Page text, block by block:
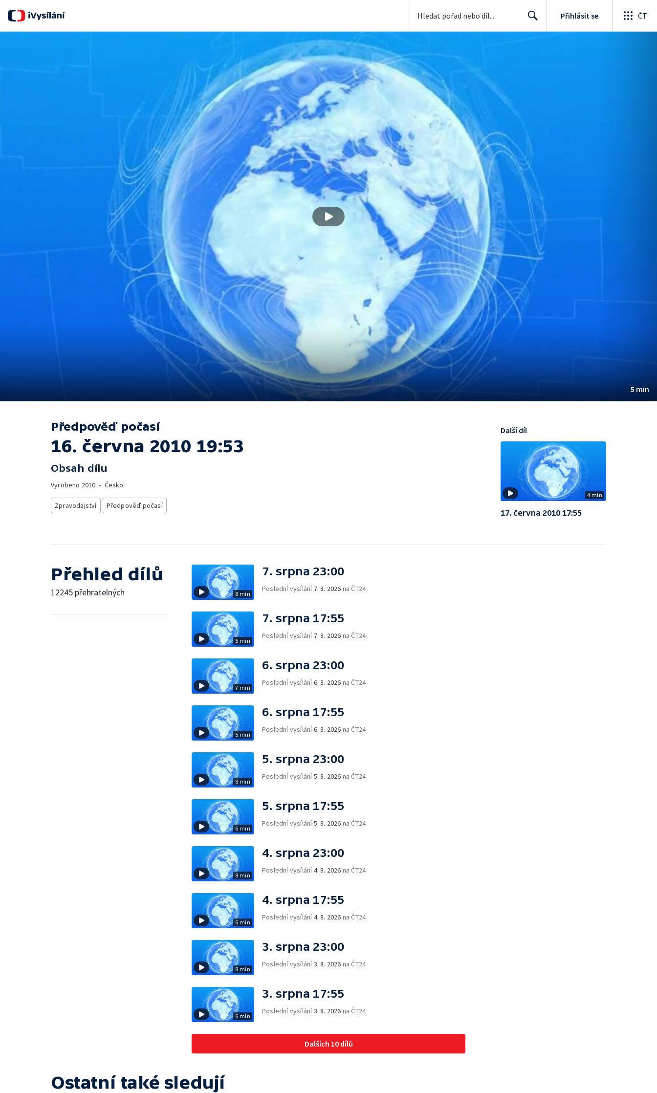
Přihlásit se ČT
5 min
Předpověď počasí
16. června 2010 19:53
Obsah dílu
Vyrobeno 2010 • Česko
Zpravodajství Předpověď počasí
4 min
Další díl
17. června 2010 17:55
Přehled dílů
12245 přehratelných 8 min
7. srpna 23:00
Poslední vysílání 7. 8. 2026 na ČT24
5 min
7. srpna 17:55
Poslední vysílání 7. 8. 2026 na ČT24
7 min
6. srpna 23:00
Poslední vysílání6. 8. 2026 na ČT24
5 min
6. srpna 17:55
Poslední vysílání6. 8. 2026 na ČT24
8 min
5. srpna 23:00
Poslední vysílání5. 8. 2026 na ČT24
6 min
5. srpna 17:55
Poslední vysílání5. 8. 2026 na ČT24
8 min
4. srpna 23:00
Poslední vysílání4. 8. 2026 na ČT24
6 min
4. srpna 17:55
Poslední vysílání4. 8. 2026 na ČT24
8 min
3. srpna 23:00
Poslední vysílání3. 8. 2026 na ČT24
6 min
3. srpna 17:55
Poslední vysílání3. 8. 2026 na ČT24
Dalších 10 dílů
Ostatní také sledují